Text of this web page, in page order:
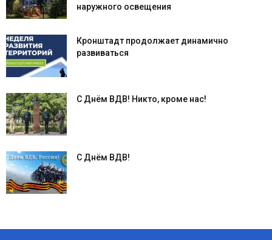
наружного освещения
Кронштадт продолжает динамично
развиваться
С Днём ВДВ! Никто, кроме нас!
С Днём ВДВ!